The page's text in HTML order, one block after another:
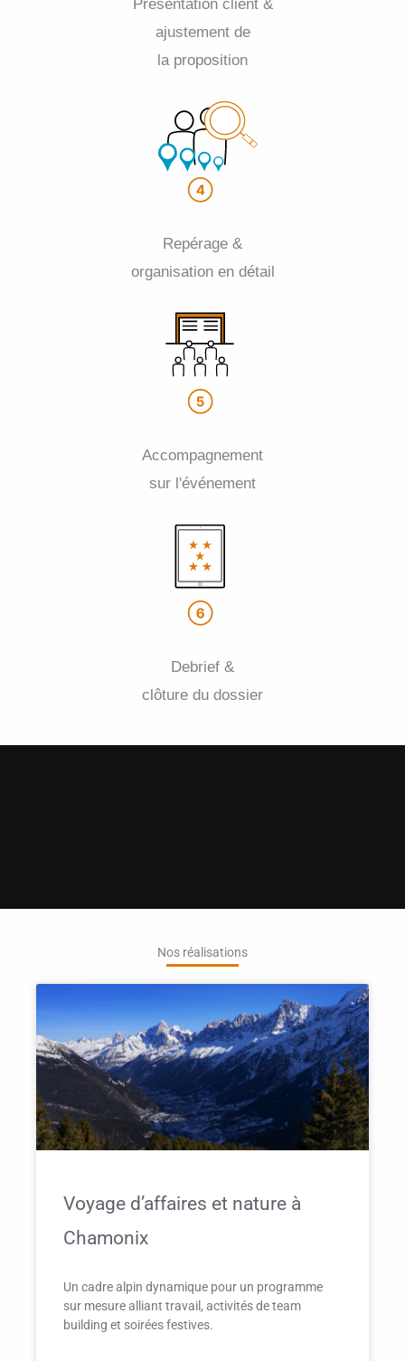
Présentation client &
ajustement de
la proposition
Repérage &
organisation en détail
Accompagnement
sur l'événement
Debrief &
clôture du dossier
Nos réalisations
Voyage d’affaires et nature à
Chamonix
Un cadre alpin dynamique pour un programme
sur mesure alliant travail, activités de team
building et soirées festives.